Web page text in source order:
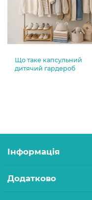
Що таке капсульний
дитячий гардероб
Інформація
Додатково